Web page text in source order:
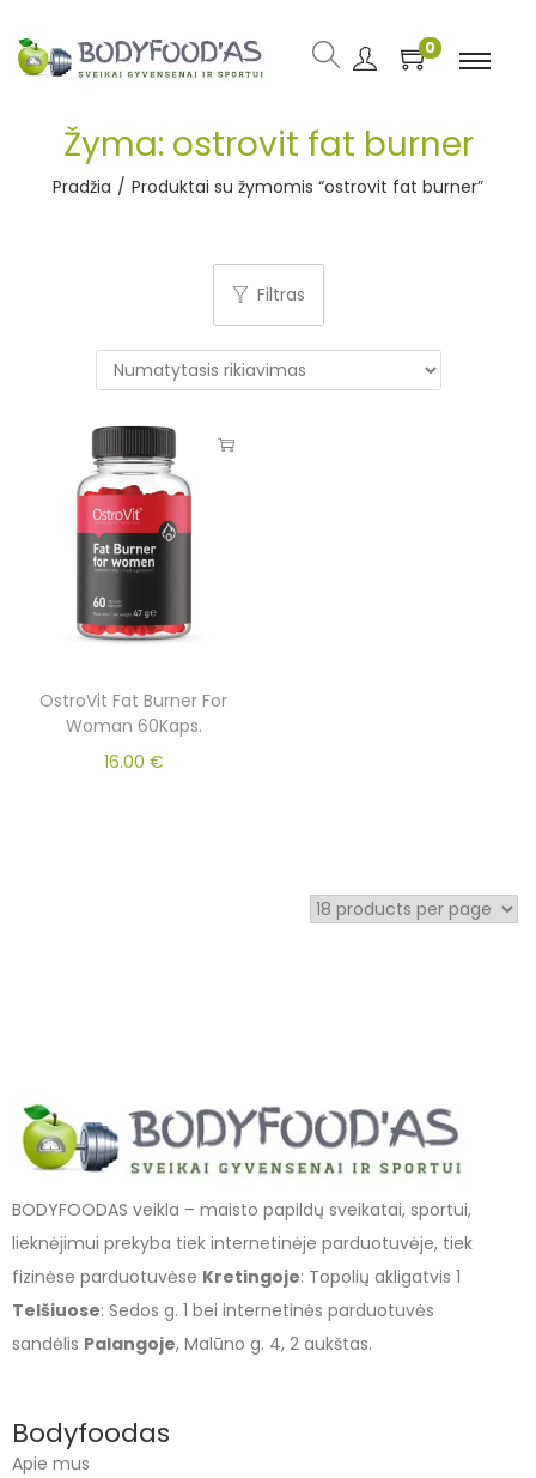
0
Žyma: ostrovit fat burner
Pradžia / Produktai su žymomis “ostrovit fat burner”
Filtras
OstroVit Fat Burner For
Woman 60Kaps.
16.00 €
BODYFOODAS veikla – maisto papildų sveikatai, sportui,
lieknėjimui prekyba tiek internetinėje parduotuvėje, tiek
fizinėse parduotuvėse Kretingoje: Topolių akligatvis 1
Telšiuose: Sedos g. 1 bei internetinės parduotuvės
sandėlis Palangoje, Malūno g. 4, 2 aukštas.
Bodyfoodas
Apie mus